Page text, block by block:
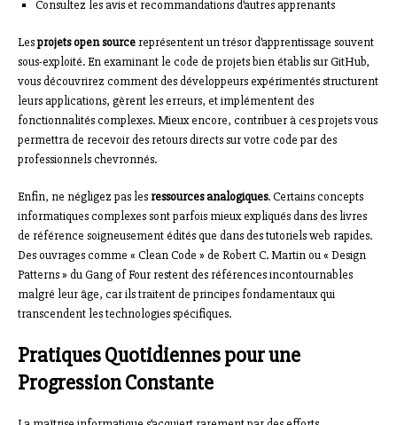
Consultez les avis et recommandations d’autres apprenants
Lesprojets open source représentent un trésor d’apprentissage souvent
sous-exploité. En examinant le code de projets bien établis sur GitHub,
vous découvrirez comment des développeurs expérimentés structurent
leurs applications, gèrent les erreurs, et implémentent des
fonctionnalités complexes. Mieux encore, contribuer à ces projets vous
permettra de recevoir des retours directs sur votre code par des
professionnels chevronnés.
Enfin, ne négligez pas les ressources analogiques. Certains concepts
informatiques complexes sont parfois mieux expliqués dans des livres
de référence soigneusement édités que dans des tutoriels web rapides.
Des ouvrages comme « Clean Code » de Robert C. Martin ou « Design
Patterns » du Gang of Four restent des références incontournables
malgré leur âge, car ils traitent de principes fondamentaux qui
transcendent les technologies spécifiques.
Pratiques Quotidiennes pour une
Progression Constante